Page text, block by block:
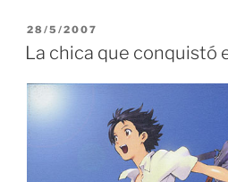
POSTED
ON
28/5/2007
La chica que conquistó